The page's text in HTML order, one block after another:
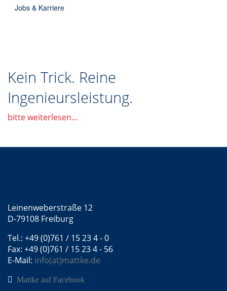
Jobs & Karriere
Kein Trick. Reine
Ingenieursleistung.
bitte weiterlesen...
Leinenweberstraße 12
D-79108 Freiburg
Tel.: +49 (0)761 / 15 23 4 - 0
Fax: +49 (0)761 / 15 23 4 - 56
E-Mail: info(at)mattke.de
Mattke auf Facebook